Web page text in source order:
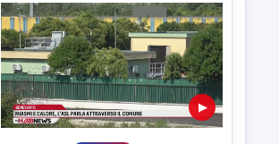
VIDEO ATTUALITÀ
TUTTI I VIDEO